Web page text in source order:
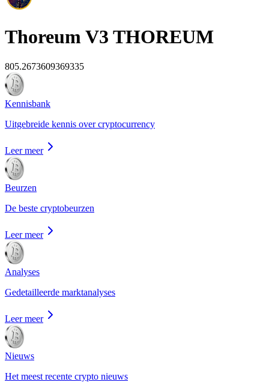
Thoreum V3 THOREUM
805.2673609369335
Kennisbank
Uitgebreide kennis over cryptocurrency
Leer meer
Beurzen
De beste cryptobeurzen
Leer meer
Analyses
Gedetailleerde marktanalyses
Leer meer
Nieuws
Het meest recente crypto nieuws